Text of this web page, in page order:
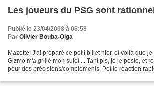
Les joueurs du PSG sont
Publié le 23/04/2008 à 06:58
Par Olivier Bouba-Olga
Mazette! J'ai préparé ce petit billet hier, et voilà que
Gizmo m'a grillé mon sujet ... Tant pis, je le poste, et
pour des précisions/compléments. Petite réaction